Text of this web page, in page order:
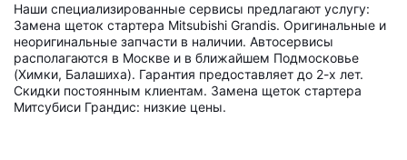
Наши специализированные сервисы предлагают услугу:
Замена щеток стартера Mitsubishi Grandis. Оригинальные и
неоригинальные запчасти в наличии. Автосервисы
располагаются в Москве и в ближайшем Подмосковье
(Химки, Балашиха). Гарантия предоставляет до 2-х лет.
Скидки постоянным клиентам. Замена щеток стартера
Митсубиси Грандис: низкие цены.